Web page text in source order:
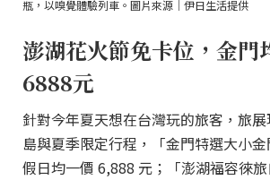
瓶，以嗅覺體驗列車。圖片來源｜伊日生活提供
澎湖花火節免卡位，金門
6888元
針對今年夏天想在台灣玩的旅客，旅
島與夏季限定行程，「金門特選大小
假日均一價 6,888 元；「澎湖福容徠